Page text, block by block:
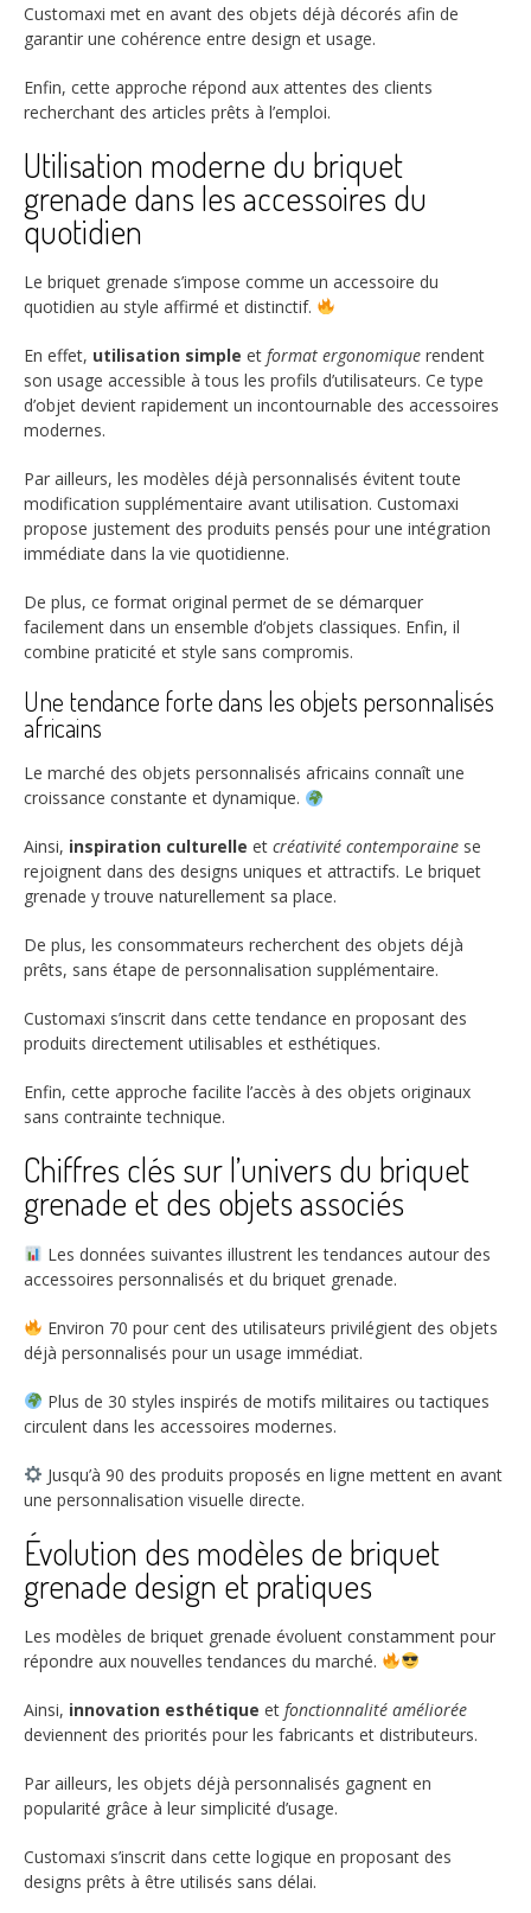
Customaxi met en avant des objets déjà décorés afin de
garantir une cohérence entre design et usage.
Enfin, cette approche répond aux attentes des clients
recherchant des articles prêts à l’emploi.
Utilisation moderne du briquet
grenade dans les accessoires du
quotidien
Le briquet grenade s’impose comme un accessoire du
quotidien au style affirmé et distinctif.
En effet, utilisation simple et format ergonomique rendent
son usage accessible à tous les profils d’utilisateurs. Ce type
d’objet devient rapidement un incontournable des accessoires
modernes.
Par ailleurs, les modèles déjà personnalisés évitent toute
modification supplémentaire avant utilisation. Customaxi
propose justement des produits pensés pour une intégration
immédiate dans la vie quotidienne.
De plus, ce format original permet de se démarquer
facilement dans un ensemble d’objets classiques. Enfin, il
combine praticité et style sans compromis.
Une tendance forte dans les objets personnalisés
africains
Le marché des objets personnalisés africains connaît une
croissance constante et dynamique.
Ainsi, inspiration culturelle et créativité contemporaine se
rejoignent dans des designs uniques et attractifs. Le briquet
grenade y trouve naturellement sa place.
De plus, les consommateurs recherchent des objets déjà
prêts, sans étape de personnalisation supplémentaire.
Customaxi s’inscrit dans cette tendance en proposant des
produits directement utilisables et esthétiques.
Enfin, cette approche facilite l’accès à des objets originaux
sans contrainte technique.
Chiffres clés sur l’univers du briquet
grenade et des objets associés
Les données suivantes illustrent les tendances autour des
accessoires personnalisés et du briquet grenade.
Environ 70 pour cent des utilisateurs privilégient des objets
déjà personnalisés pour un usage immédiat.
Plus de 30 styles inspirés de motifs militaires ou tactiques
circulent dans les accessoires modernes.
Jusqu’à 90 des produits proposés en ligne mettent en avant
une personnalisation visuelle directe.
Évolution des modèles de briquet
grenade design et pratiques
Les modèles de briquet grenade évoluent constamment pour
répondre aux nouvelles tendances du marché.
Ainsi, innovation esthétique et fonctionnalité améliorée
deviennent des priorités pour les fabricants et distributeurs.
Par ailleurs, les objets déjà personnalisés gagnent en
popularité grâce à leur simplicité d’usage.
Customaxi s’inscrit dans cette logique en proposant des
designs prêts à être utilisés sans délai.